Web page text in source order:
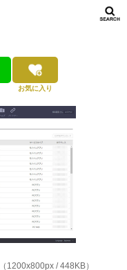
お気に入り
（1200x800px / 448KB）